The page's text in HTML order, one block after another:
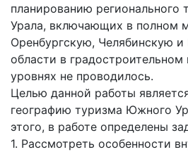
планированию
Урала, включающих в полном
Оренбургскую, Челябинскую
области в
уровнях не проводилось.
Целью данной работы
географию туризма Южного
этого, в работе определены
1. Рассмотреть особенности